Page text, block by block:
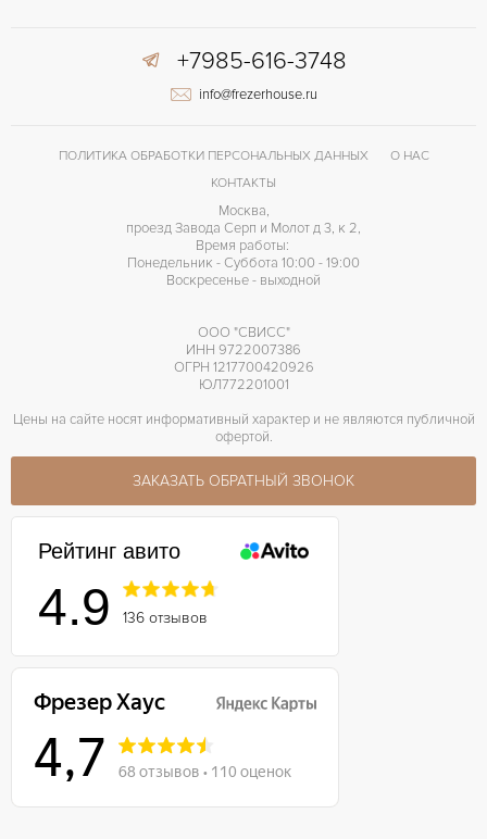
+7985-616-3748
info@frezerhouse.ru
ПОЛИТИКА ОБРАБОТКИ ПЕРСОНАЛЬНЫХ ДАННЫХ
О НАС
КОНТАКТЫ
Москва,
проезд Завода Серп и Молот д 3, к 2,
Время работы:
Понедельник - Суббота 10:00 - 19:00
Воскресенье - выходной
ООО "СВИСС"
ИНН 9722007386
ОГРН 1217700420926
ЮЛ772201001
Цены на сайте носят информативный характер и не являются публичной
офертой.
ЗАКАЗАТЬ ОБРАТНЫЙ ЗВОНОК
Рейтинг авито
4.9 136 отзывов